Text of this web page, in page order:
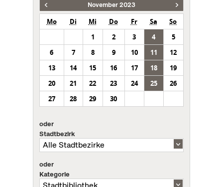
November 2023
Mo Di Mi Do Fr Sa
So
1
2 3 4
5
6
7 8 9 10 11
12
13
14 15 16 17 18
19
20
21 22 23 24 25
26
27
28 29 30
oder
Stadtbezirk
oder
Kategorie